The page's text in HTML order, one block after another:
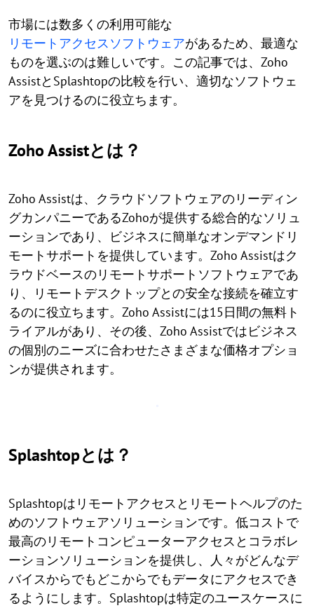
市場には数多くの利用可能な
リモートアクセスソフトウェアがあるため、最適な
ものを選ぶのは難しいです。この記事では、Zoho
AssistとSplashtopの比較を行い、適切なソフトウェ
アを見つけるのに役立ちます。
Zoho Assistとは？
Zoho Assistは、クラウドソフトウェアのリーディン
グカンパニーであるZohoが提供する総合的なソリュ
ーションであり、ビジネスに簡単なオンデマンドリ
モートサポートを提供しています。Zoho Assistはク
ラウドベースのリモートサポートソフトウェアであ
り、リモートデスクトップとの安全な接続を確立す
るのに役立ちます。Zoho Assistには15日間の無料ト
ライアルがあり、その後、Zoho Assistではビジネス
の個別のニーズに合わせたさまざまな価格オプショ
ンが提供されます。
Splashtopとは？
Splashtopはリモートアクセスとリモートヘルプのた
めのソフトウェアソリューションです。低コストで
最高のリモートコンピューターアクセスとコラボレ
ーションソリューションを提供し、人々がどんなデ
バイスからでもどこからでもデータにアクセスでき
るようにします。Splashtopは特定のユースケースに